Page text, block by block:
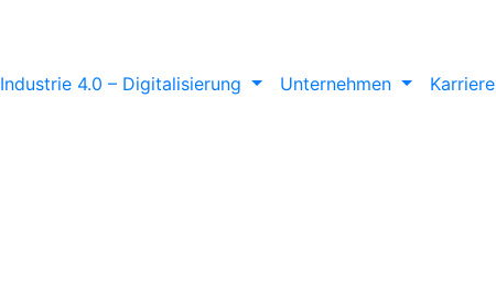
Industrie 4.0 – Digitalisierung Unternehmen Karriere